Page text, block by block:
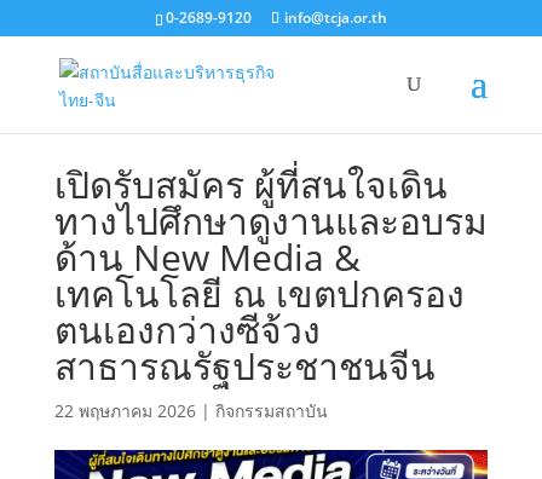
0-2689-9120 info@tcja.or.th
เปิดรับสมัคร ผู้ที่สนใจเดิน
ทางไปศึกษาดูงานและอบรม
ด้าน New Media &
เทคโนโลยี ณ เขตปกครอง
ตนเองกว่างซีจ้วง
สาธารณรัฐประชาชนจีน
22 พฤษภาคม 2026| กิจกรรมสถาบัน